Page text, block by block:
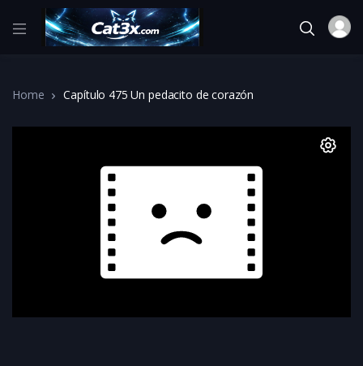
Home Capítulo 475 Un pedacito de corazón